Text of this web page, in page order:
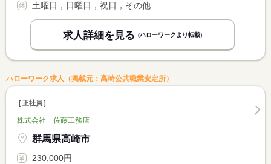
土曜日，日曜日，祝日，その他
求人詳細を見る (ハローワークより転載)
ハローワーク求人（掲載元：高崎公共職業安定所）
正社員
株式会社 佐藤工務店
群馬県高崎市
230,000円